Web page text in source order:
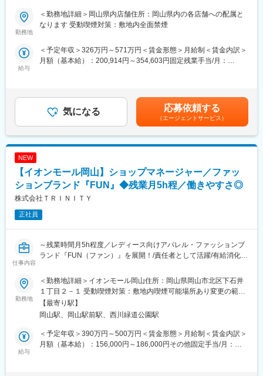
給与例：
店舗責任者：年収550万円／マネージャー：年収700万円／課長：
＜ 社員の年収例 ＞
年収643万円（月給41万円＋賞与2回／29歳 店長職 経験2年）
年収678万円（月給44万円＋賞与2回／31歳 店長職 経験3年）
月給にプラスして手当が支給。
・エグゼクティブショップディレクター：8万円
・ショップエキスパート・ショップディレクター：6万円
★働き方◎
・有給・連休取得を推進！月に最低1日の有給取得推進
・育休実績：取得率：約95％／復帰率89.1％
■職務内容
当社直営のソフトバンクショップで、お客様の受付対応、携帯電
※チームでコミュニケーションを取りながら仕事に取り組んで頂き
ます。
◇店頭ディスプレイづくり
◇店内イベントの企画・実施など
■研修体制充実♪
・約9割が未経験スタート★
安な気持ちはよく理解できます。
あなたが安心できるようしっかりとフォローします！同期入社の
仲間はもちろん、先輩ともいい関係を築いていけるのがベルパー
クの魅力のひとつ。
困った時はすぐに相談し合えて、互いに高め合いながら成長でき
ます！
務知識習得研修のほか、店舗配属後もスキルアップ・レベルアッ
プを支援するツールや環境が整っています。
★ライフイベントへの支援多数★
（1）社員の男女比【47％：53％】で、男女共にバランスよく活
躍しています。
・年休実質128日！
・育休取得率約95％／復帰率は89.1％！
・保育園に預けて復職した場合⇒保育手当を支給（3歳まで）
勤務地
＜勤務地詳細＞岡山県内店舗住所：岡山県内の各店舗への配属と
なります 受動喫煙対策：敷地内全面禁煙
給与
＜予定年収＞326万円～571万円＜賃金形態＞月給制＜賃金内訳＞
月額（基本給）：200,914円～354,603円固定残業手当/月：
トバンク認定資格を取得すると資格手当が追加支給されます。※上
記月収・年収はみなし残業手当含む加えた金額です。賞与：年2回
（6・12月）・昇給：年1回賞与とは別にインセンティブや特別賞
与も支給実績あり（2025年は30万円の追加支給を実施） 賃金は
あくまでも目安の金額であり、選考を通じて上下する可能性があ
気になる 応募依頼する
（エージェントサービス）
NEW
【イオンモール岡山】ショップマネージャー／ファッ
ションブランド『FUN』◆残業月5h程／働きやすさ◎
株式会社ＴＲＩＮＩＴＹ
正社員
仕事内容
～残業時間月5h程度／レディース向けアパレル・ファッションブ
ランド『FUN（ファン）』を展開！/責任者として活躍/有給消化率
も活躍/従業員割引制度あり～
■業務内容：
ショップマネージャーとしてショップでの接客・販売・ディスプ
レイなどの店舗業務フォロー、店長やスタッフの育成・売り上げ
管理などのマネジメント業務をお任せいたします。
勤務地
＜勤務地詳細＞イオンモール岡山住所：岡山県岡山市北区下石井
１丁目２－１ 受動喫煙対策：敷地内喫煙可能場所あり変更の範
囲：会社の定める事業所
【最寄り駅】
岡山駅、岡山駅前駅、西川緑道公園駅
給与
＜予定年収＞390万円～500万円＜賃金形態＞月給制＜賃金内訳＞
月額（基本給）：156,000円～186,000円その他固定手当/月：